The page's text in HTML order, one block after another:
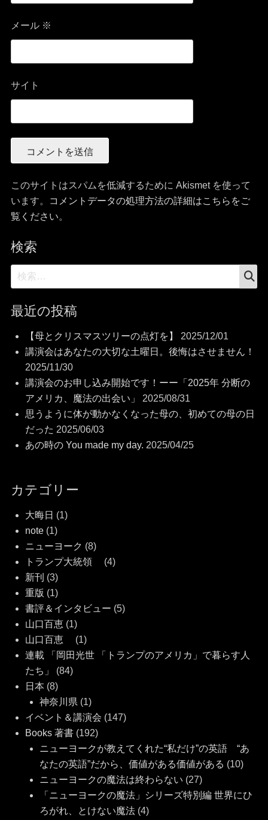
メール ※
サイト
このサイトはスパムを低減するために Akismet を使って
います。
コメントデータの処理方法の詳細はこちらをご
覧ください。
検索
検
索:
最近の投稿
【母とクリスマスツリーの点灯を】
2025/12/01
講演会はあなたの大切な土曜日。後悔はさせません！
2025/11/30
講演会のお申し込み開始です！ーー「2025年 分断の
アメリカ、魔法の出会い」
2025/08/31
思うように体が動かなくなった母の、初めての母の日
だった 2025/06/03
あの時の You made my day. 2025/04/25
カテゴリー
大晦日 (1)
note(1)
ニューヨーク (8)
トランプ大統領
(4)
新刊 (3)
重版 (1)
書評＆インタビュー (5)
山口百恵(1)
山口百恵
(1)
連載 「岡田光世 「トランプのアメリカ」で暮らす人
たち」
(84)
日本 (8)
神奈川県 (1)
イベント＆講演会 (147)
Books 著書(192)
ニューヨークが教えてくれた“私だけ”の英語 “あ
なたの英語”だから、価値がある価値がある (10)
ニューヨークの魔法は終わらない (27)
「ニューヨークの魔法」シリーズ特別編 世界にひ
ろがれ、とけない魔法(4)